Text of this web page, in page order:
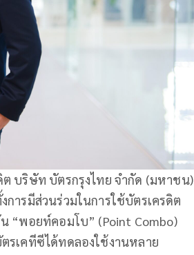
บริษัท บัตรกรุงไทย จำกัด (มหาชน)
ารมีส่วนร่วมในการใช้บัตรเครดิต
“พอยท์คอมโบ” (Point Combo)
รเคทีซีได้ทดลองใช้งานหลาย